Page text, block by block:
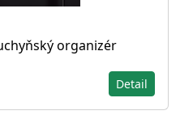
organizér
Detail